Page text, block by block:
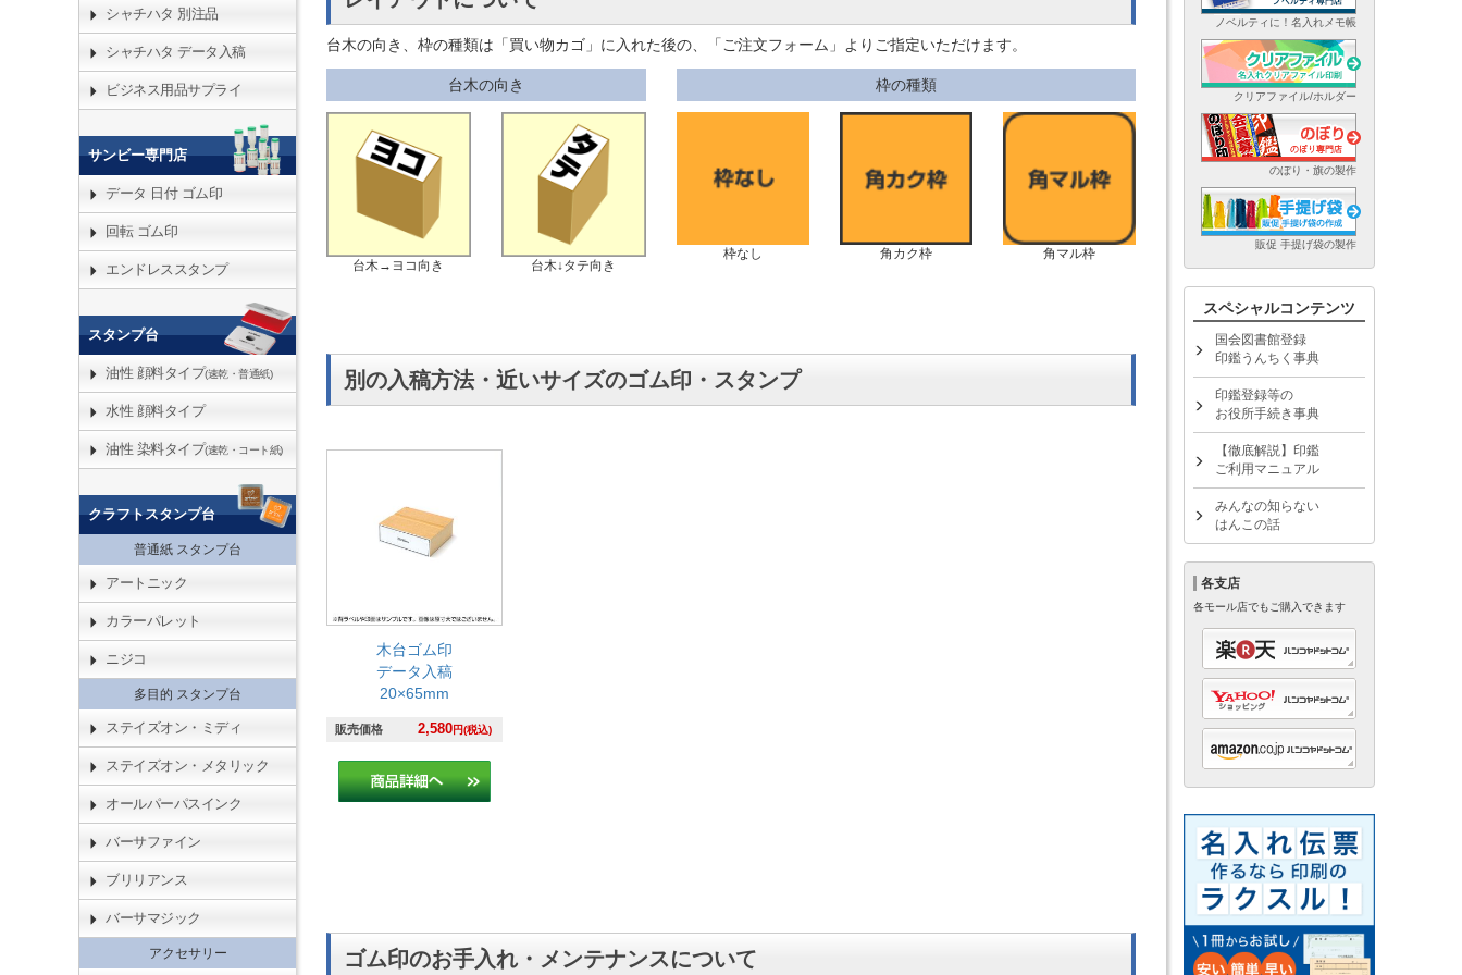
台木の向き、枠の種類は「買い物カゴ」に入れた後の、「ご注文フォーム」よりご指定いただけます。
台木の向き
台木→ヨコ向き 台木↓タテ向き
枠の種類
枠なし 角カク枠 角マル枠
別の入稿方法・近いサイズのゴム印・スタンプ
木台ゴム印
データ入稿
20×65mm
販売価格 2,580円(税込)
ゴム印のお手入れ・メンテナンスについて
シャチハタ 別注品
シャチハタ データ入稿
ビジネス用品サプライ
サンビー専門店
データ 日付 ゴム印
回転 ゴム印
エンドレススタンプ
スタンプ台
油性 顔料タイプ(速乾・普通紙)
水性 顔料タイプ
油性 染料タイプ(速乾・コート紙)
クラフトスタンプ台
普通紙 スタンプ台
アートニック
カラーパレット
ニジコ
多目的 スタンプ台
ステイズオン・ミディ
ステイズオン・メタリック
オールパーパスインク
バーサファイン
ブリリアンス
バーサマジック
アクセサリー
ノベルティに！名入れメモ帳
クリアファイル/ホルダー
のぼり・旗の製作
販促 手提げ袋の製作
スペシャルコンテンツ
国会図書館登録
印鑑うんちく事典
印鑑登録等の
お役所手続き事典
【徹底解説】印鑑
ご利用マニュアル
みんなの知らない
はんこの話
各支店
各モール店でもご購入できます